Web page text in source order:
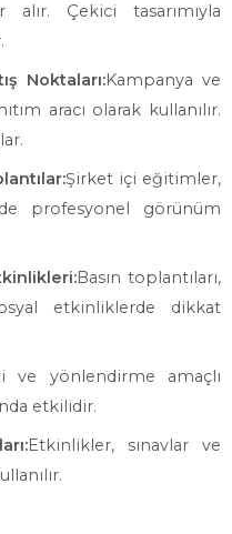
Çekici tasarımıyla
Noktaları:Kampanya ve
aracı olarak kullanılır.
Şirket içi eğitimler,
profesyonel görünüm
Basın toplantıları,
etkinliklerde dikkat
ve yönlendirme amaçlı
etkilidir.
Etkinlikler, sınavlar ve